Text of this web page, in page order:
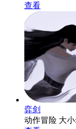
查看
弈剑
动作冒险 大